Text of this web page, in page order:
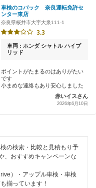
車検のコバック 奈良運転免許セ
ンター東店
奈良県桜井市大字大泉111-1
3.3
車両 : ホンダ シャトル ハイブ
リッド
ポイントがたまるのはありがたい
です
小まめな連絡もあり安心しました
赤いイスさん
2026年6月10日
の検索・比較と見積もり予
、おすすめキャンペーンな
）・アップル車検・車検
揃っています！